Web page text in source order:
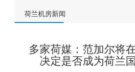
荷兰机房新闻
多家荷媒：范加尔将
决定是否成为荷兰